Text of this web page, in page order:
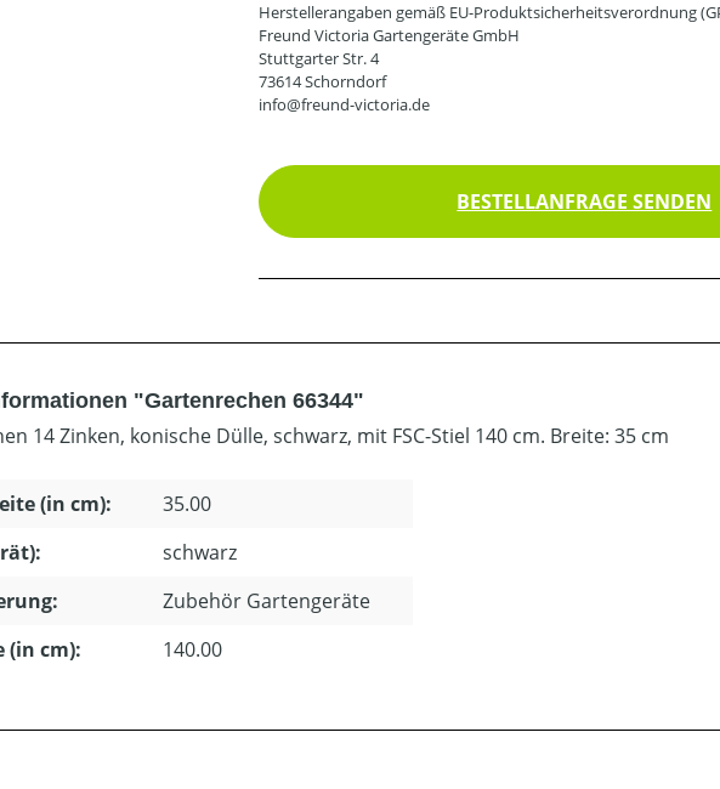
Herstellerangaben gemäß EU-Produktsicherheitsverordnung
Freund Victoria Gartengeräte GmbH
Stuttgarter Str. 4
73614 Schorndorf
info@freund-victoria.de
BESTELLANFRAGE SENDEN
"Gartenrechen 66344"
14 Zinken, konische Dülle, schwarz, mit FSC-Stiel 140 cm. Breite: 35 cm
(in cm):
35.00
schwarz
Zubehör Gartengeräte
(in cm):
140.00